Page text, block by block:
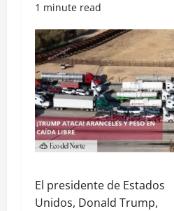
1 minute read
El presidente de Estados
Unidos, Donald Trump,